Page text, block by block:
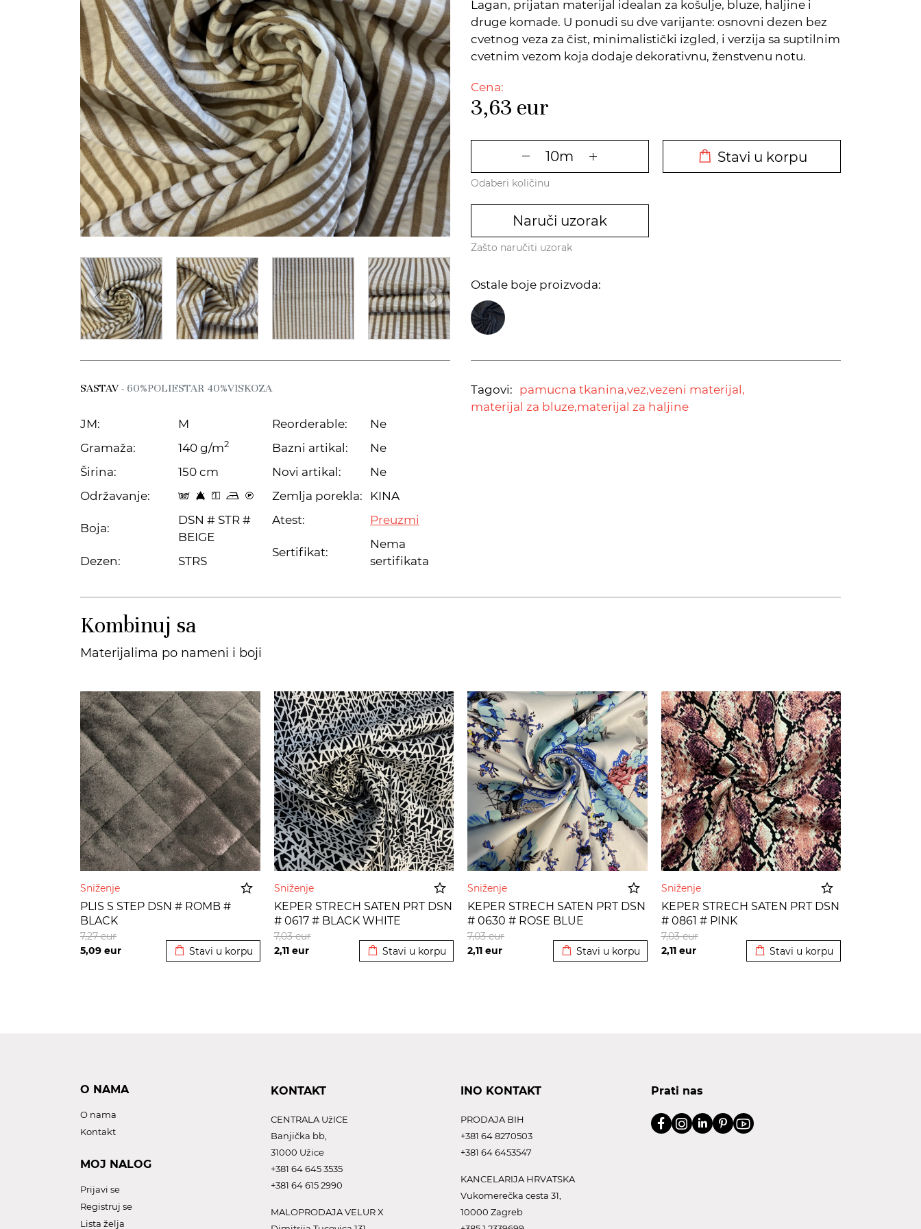
Lagan, prijatan materijal idealan za košulje, bluze, haljine i
druge komade. U ponudi su dve varijante: osnovni dezen bez
cvetnog veza za čist, minimalistički izgled, i verzija sa suptilnim
cvetnim vezom koja dodaje dekorativnu, ženstvenu notu.
Cena:
3,63 eur
Stavi u korpu
Odaberi količinu
Naruči uzorak
Zašto naručiti uzorak
Ostale boje proizvoda:
SASTAV- 60%POLIESTAR 40%VISKOZA
JM:
M
Gramaža:
140 g/m2
Širina:
150 cm
Održavanje:
s 8 y o C
Boja:
DSN # STR #
BEIGE
Dezen:
STRS
Reorderable:
Ne
Bazni artikal:
Ne
Novi artikal:
Ne
Zemlja porekla:
KINA
Atest:
Preuzmi
Sertifikat:
Nema
sertifikata
Tagovi: pamucna tkanina,vez,vezeni materijal,
materijal za bluze,materijal za haljine
Kombinuj sa
Materijalima po nameni i boji
Sniženje
PLIS S STEP DSN # ROMB #
BLACK
5,09 eur
7,27eur
Stavi u korpu
Sniženje
KEPER STRECH SATEN PRT DSN
# 0617 # BLACK WHITE
2,11 eur
7,03eur
Stavi u korpu
Sniženje
KEPER STRECH SATEN PRT DSN
# 0630 # ROSE BLUE
2,11 eur
7,03eur
Stavi u korpu
Sniženje
KEPER STRECH SATEN PRT DSN
# 0861 # PINK
2,11 eur
7,03eur
Stavi u korpu
O NAMA
O nama
Kontakt
MOJ NALOG
Prijavi se
Registruj se
Lista želja
KONTAKT
CENTRALA UžICE
Banjička bb,
31000 Užice
+381 64 645 3535
+381 64 615 2990
MALOPRODAJA VELUR X
INO KONTAKT
PRODAJA BIH
+381 64 8270503
+381 64 6453547
KANCELARIJA HRVATSKA
Vukomerečka cesta 31,
10000 Zagreb
Prati nas